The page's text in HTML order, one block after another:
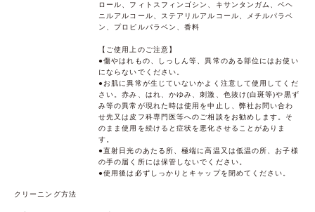
ロール、フィトスフィンゴシン、キサンタンガム、ベヘ
ニルアルコール、ステアリルアルコール、メチルパラベ
ン、プロピルパラベン、香料
【ご使用上のご注意】
●傷やはれもの、しっしん等、異常のある部位にはお使い
にならないでください。
●お肌に異常が生じていないかよく注意して使用してくだ
さい。赤み、はれ、かゆみ、刺激、色抜け(白斑等)や黒ず
み等の異常が現れた時は使用を中止し、弊社お問い合わ
せ先又は皮フ科専門医等へのご相談をお勧めします。そ
のまま使用を続けると症状を悪化させることがありま
す。
●直射日光のあたる所、極端に高温又は低温の所、お子様
の手の届く所には保管しないでください。
●使用後は必ずしっかりとキャップを閉めてください。
クリーニング方法